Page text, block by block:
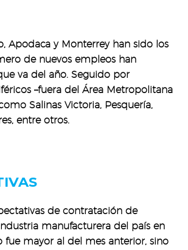
Apodaca y Monterrey han sido los
de nuevos empleos han
va del año. Seguido por
–fuera del Área Metropolitana
Salinas Victoria, Pesquería,
entre otros.
de contratación de
manufacturera del país en
fue mayor al del mes anterior, sino